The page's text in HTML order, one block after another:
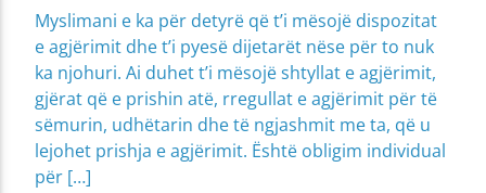
Myslimani e ka për detyrë që t’i mësojë dispozitat
e agjërimit dhe t’i pyesë dijetarët nëse për to nuk
ka njohuri. Ai duhet t’i mësojë shtyllat e agjërimit,
gjërat që e prishin atë, rregullat e agjërimit për të
sëmurin, udhëtarin dhe të ngjashmit me ta, që u
lejohet prishja e agjërimit. Është obligim individual
për […]